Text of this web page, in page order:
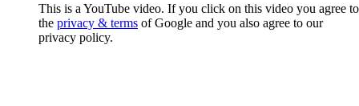
This is a YouTube video. If you click on this video you agree to
the privacy & terms of Google and you also agree to our
privacy policy.